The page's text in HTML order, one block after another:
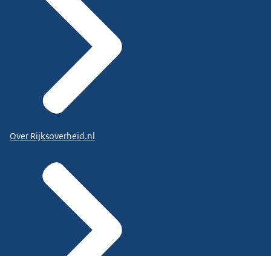
Over Rijksoverheid.nl